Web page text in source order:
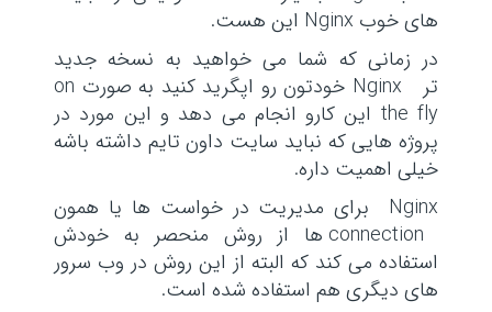
های خوب Nginx این هست.
در زمانی که شما می خواهید به نسخه جدید
تر Nginx خودتون رو اپگرید کنید به صورت on
the fly این کارو انجام می دهد و این مورد در
پروژه هایی که نباید سایت داون تایم داشته باشه
خیلی اهمیت داره.
Nginx برای مدیریت در خواست ها یا همون
connection ها از روش منحصر به خودش
استفاده می کند که البته از این روش در وب سرور
های دیگری هم استفاده شده است.